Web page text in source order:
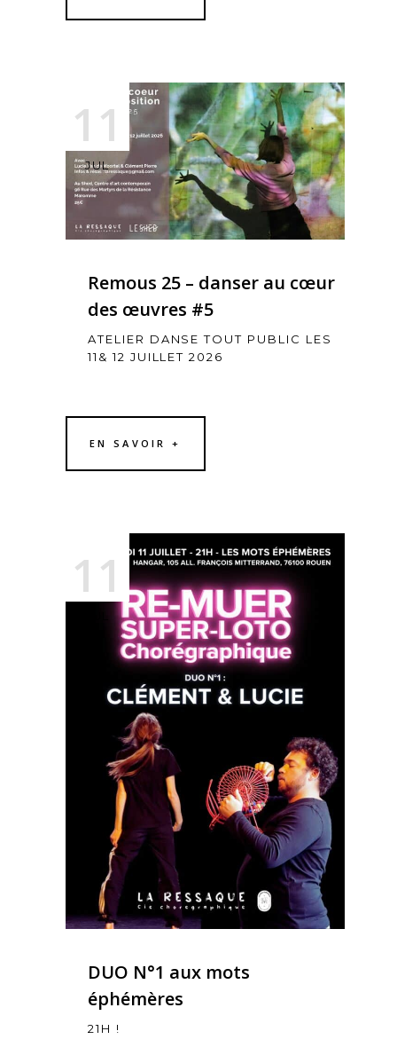
11
JUL
Remous 25 – danser au cœur
des œuvres #5
ATELIER DANSE TOUT PUBLIC LES
11& 12 JUILLET 2026
EN SAVOIR +
11
DUO N°1 aux mots
éphémères
21H !